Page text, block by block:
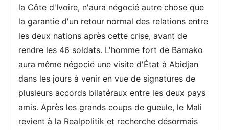
la Côte d'Ivoire, n'aura négocié autre chose que
la garantie d'un retour normal des relations entre
les deux nations après cette crise, avant de
rendre les 46 soldats. L'homme fort de Bamako
aura même négocié une visite d'État à Abidjan
dans les jours à venir en vue de signatures de
plusieurs accords bilatéraux entre les deux pays
amis. Après les grands coups de gueule, le Mali
revient à la Realpolitik et recherche désormais